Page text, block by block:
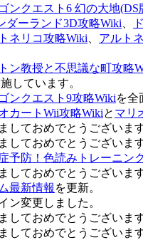
ンクエスト6 幻の大地(DS
ダーランド3D攻略Wiki
ネリコ攻略Wiki アルト
ン教授と不思議な町攻略
しています。
ンクエスト9攻略Wikiを全
カートWii攻略Wikiと マリ
しておめでとうございま
しておめでとうございま
予防！色読みトレーニン
しておめでとうございま
最新情報 を更新。
ン変更しました。
しておめでとうございま
しておめでとうございま